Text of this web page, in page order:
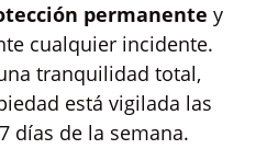
permanente y
cualquier incidente.
tranquilidad total,
está vigilada las
días de la semana.